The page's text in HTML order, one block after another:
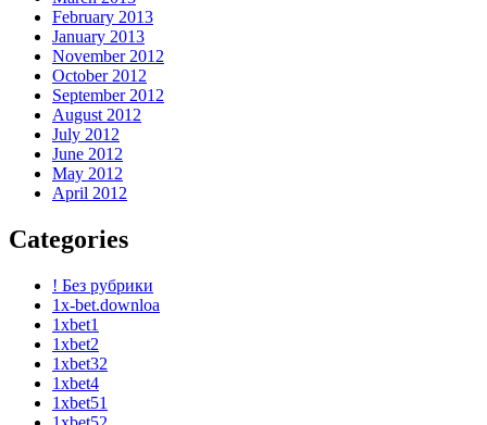
February 2013
January 2013
November 2012
October 2012
September 2012
August 2012
July 2012
June 2012
May 2012
April 2012
Categories
! Без рубрики
1x-bet.downloa
1xbet1
1xbet2
1xbet32
1xbet4
1xbet51